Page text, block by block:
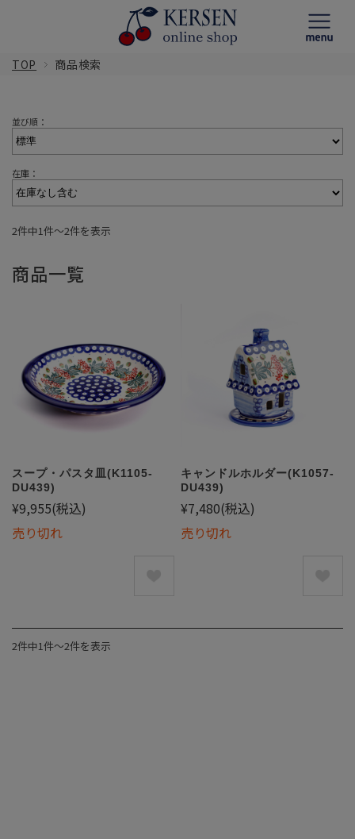
TOP 商品検索
並び順：
在庫：
2件中1件〜2件を表示
商品一覧
スープ・パスタ皿(K1105-
DU439)
¥9,955(税込)
売り切れ
キャンドルホルダー(K1057-
DU439)
¥7,480(税込)
売り切れ
2件中1件〜2件を表示